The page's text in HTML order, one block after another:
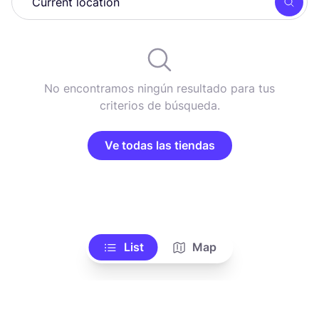
No encontramos ningún resultado para tus
criterios de búsqueda.
Ve todas las tiendas
List Map